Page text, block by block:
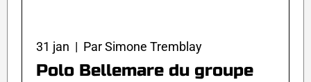
31 jan | Par Simone Tremblay
Polo Bellemare du groupe